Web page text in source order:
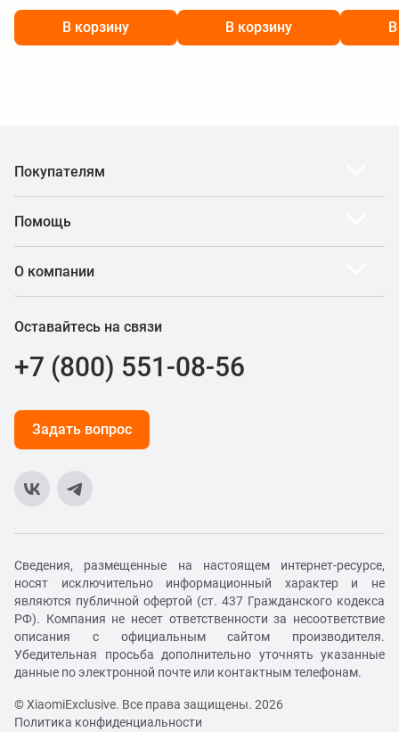
В корзину В корзину
Покупателям
Помощь
О компании
Оставайтесь на связи
+7 (800) 551-08-56
Задать вопрос
Сведения, размещенные на настоящем интернет-ресурсе,
носят исключительно информационный характер и не
являются публичной офертой (ст. 437 Гражданского кодекса
РФ). Компания не несет ответственности за несоответствие
описания с официальным сайтом производителя.
Убедительная просьба дополнительно уточнять указанные
данные по электронной почте или контактным телефонам.
© XiaomiExclusive. Все права защищены. 2026
Политика конфиденциальности